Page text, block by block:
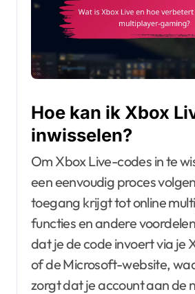
Hoe kan ik Xbox
inwisselen?
Om Xbox Live-codes in te
een eenvoudig proces
toegang krijgt tot online
functies en andere
dat je de code invoert via je
of de Microsoft-website,
zorgt dat je account aan de